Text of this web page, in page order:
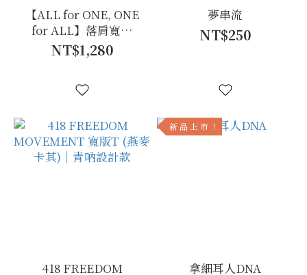
【ALL for ONE, ONE
for ALL】落肩寬版
TEE 藏青款｜
MULTIPLY THE ONE
NT$1,280
夢串流
NT$250
418 FREEDOM
新 品 上 市 ！
拿細耳人DNA